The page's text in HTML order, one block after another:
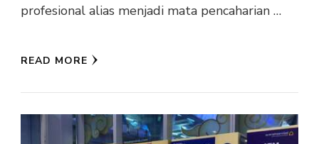
profesional alias menjadi mata pencaharian …
READ MORE